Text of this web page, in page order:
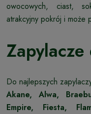
owocowych, ciast,
atrakcyjny pokrój i może
Zapylacze
Do najlepszych
Akane, Alwa,
Empire, Fiesta,